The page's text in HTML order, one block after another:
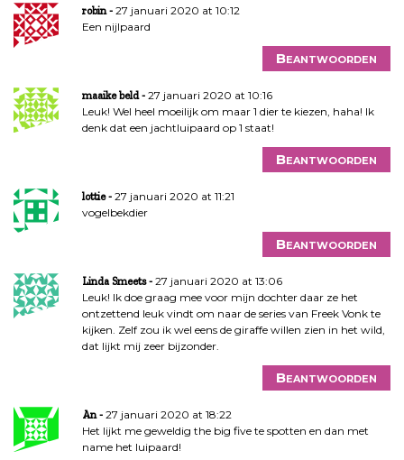
robin
27 januari 2020 at 10:12
Een nijlpaard
Beantwoorden
maaike beld
27 januari 2020 at 10:16
Leuk! Wel heel moeilijk om maar 1 dier te kiezen, haha! Ik
denk dat een jachtluipaard op 1 staat!
Beantwoorden
lottie
27 januari 2020 at 11:21
vogelbekdier
Beantwoorden
Linda Smeets
27 januari 2020 at 13:06
Leuk! Ik doe graag mee voor mijn dochter daar ze het
ontzettend leuk vindt om naar de series van Freek Vonk te
kijken. Zelf zou ik wel eens de giraffe willen zien in het wild,
dat lijkt mij zeer bijzonder.
Beantwoorden
An
27 januari 2020 at 18:22
Het lijkt me geweldig the big five te spotten en dan met
name het luipaard!